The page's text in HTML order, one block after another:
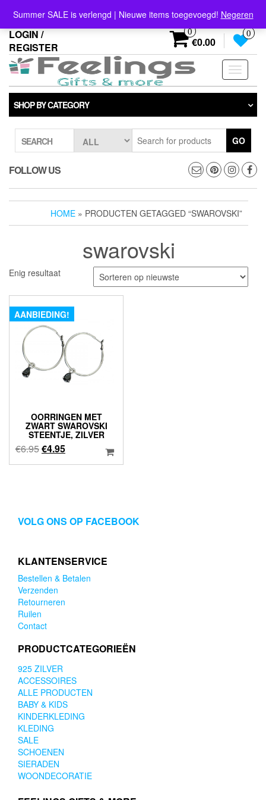
the
content
Summer SALE is verlengd | Nieuwe items toegevoegd! Negeren
info@feelings-giftshop.nl
LOGIN /
REGISTER
0
€0.00
0
Toggle
SHOP BY CATEGORY
SEARCH GO
FOLLOW US
HOME » PRODUCTEN GETAGGED “SWAROVSKI”
swarovski
Enig resultaat
AANBIEDING!
OORRINGEN MET
ZWART SWAROVSKI
STEENTJE, ZILVER
€6.95Oorspronkelijke
prijs
€4.95Huidige
prijs
VOLG ONS OP FACEBOOK
KLANTENSERVICE
Bestellen & Betalen
Verzenden
Retourneren
Ruilen
Contact
PRODUCTCATEGORIEËN
925 ZILVER
ACCESSOIRES
ALLE PRODUCTEN
BABY & KIDS
KINDERKLEDING
KLEDING
SALE
SCHOENEN
SIERADEN
WOONDECORATIE